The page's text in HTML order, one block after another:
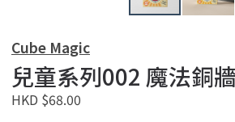
Cube Magic
兒童系列002 魔法銅
HKD $68.00